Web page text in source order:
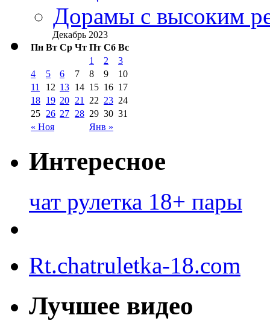
Дорамы с высоким
Декабрь 2023
Пн Вт Ср Чт Пт Сб Вс
« Ноя Янв »
1 2
3
4
5 6 7 8 9
10
11
12 13 14 15 16 17
18 19 20 21 22 23 24
25 26 27 28 29 30 31
Интересное
чат рулетка 18+ пары
Rt.chatruletka-18.com
Лучшее видео